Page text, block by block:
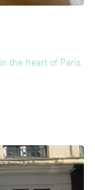
the heart of Paris